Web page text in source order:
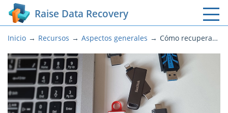
Raise Data Recovery
Inicio Recursos Aspectos generales Cómo recuperar archivos de una memoria USB